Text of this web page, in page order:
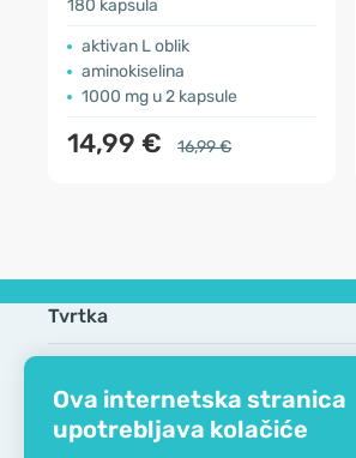
Ova internetska stranica
upotrebljava kolačiće
180 kapsula
aktivan L oblik
aminokiselina
1000 mg u 2 kapsule
14,99 € 16,99 €
Tvrtka
Kontaktirajte nas